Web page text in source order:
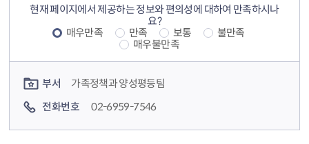
현재 페이지에서 제공하는 정보와 편의성에 대하여 만족하시나
요?
매우만족
만족 보통
불만족
매우불만족
부서
가족정책과 양성평등팀
전화번호
02-6959-7546